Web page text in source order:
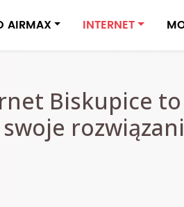
AIRMAX INTERNET
Biskupice